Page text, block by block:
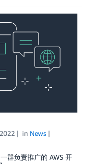
in News
群负责推广的 AWS 开